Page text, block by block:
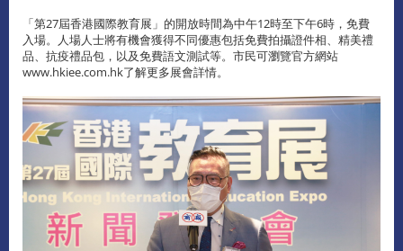
「第27屆香港國際教育展」的開放時間為中午12時至下午6時，免費
入場。人場人士將有機會獲得不同優惠包括免費拍攝證件相、精美禮
品、抗疫禮品包，以及免費語文測試等。市民可瀏覽官方網站
www.hkiee.com.hk了解更多展會詳情。